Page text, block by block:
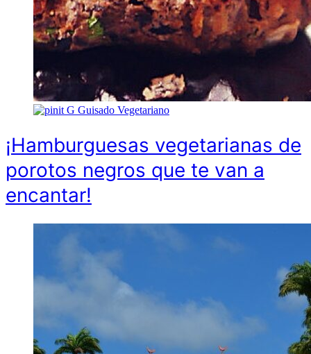
G Guisado Vegetariano
¡Hamburguesas vegetarianas de
porotos negros que te van a
encantar!